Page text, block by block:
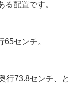
る配置です。
センチ。
行73.8センチ、と